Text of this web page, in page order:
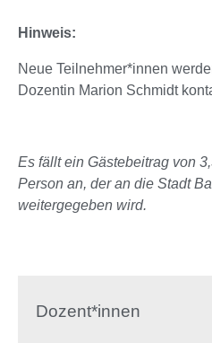
Hinweis:
Neue Teilnehmer*innen
Dozentin Marion Schmidt
Es fällt ein Gästebeitrag von
Person an, der an die Stadt
weitergegeben wird.
Dozent*innen